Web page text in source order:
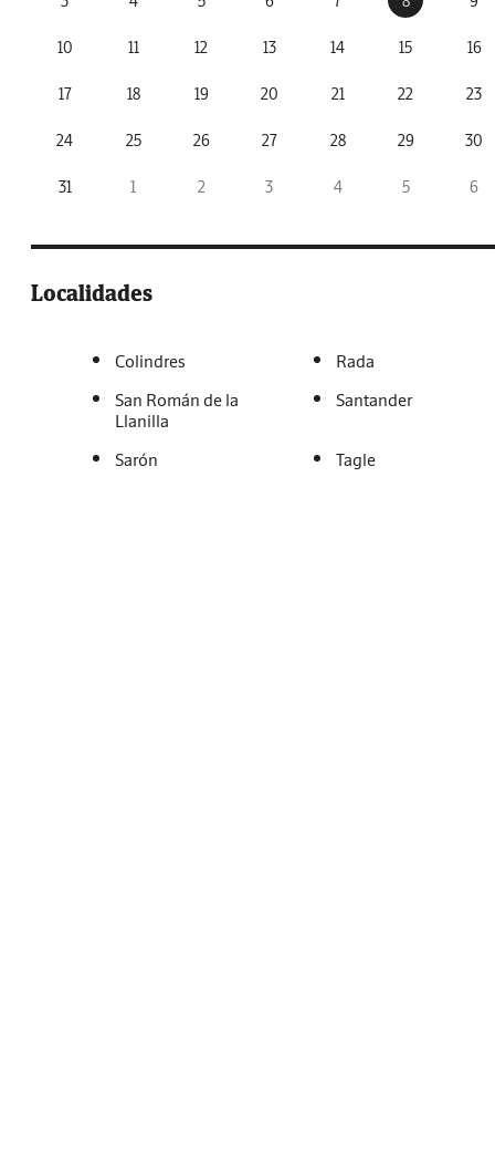
10 11 12 13 14 15 16
17 18 19 20 21 22 23
24 25 26 27 28 29 30
31 1 2 3 4 5 6
Localidades
Colindres
Rada
San Román de la
Llanilla
Santander
Sarón Tagle